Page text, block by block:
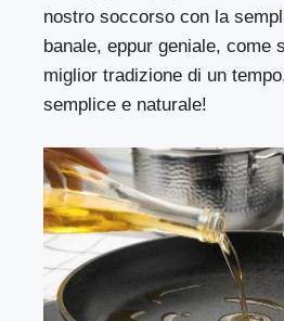
nostro soccorso con la
banale, eppur geniale, come
miglior tradizione di un
semplice e naturale!